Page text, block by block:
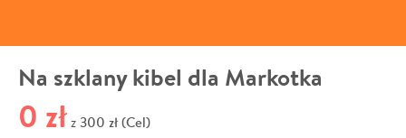
Na szklany kibel dla Markotka
0 zł z 300 zł (Cel)